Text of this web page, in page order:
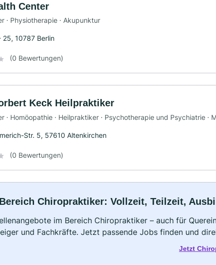
Center
· Physiotherapie · Akupunktur
25, 10787 Berlin
(0 Bewertungen)
Keck Heilpraktiker
· Homöopathie · Heilpraktiker · Psychotherapie und Psychiatrie ·
Str. 5, 57610 Altenkirchen
(0 Bewertungen)
Chiropraktiker: Vollzeit, Teilzeit,
im Bereich Chiropraktiker – auch für
und Fachkräfte. Jetzt passende Jobs finden und
Jetzt